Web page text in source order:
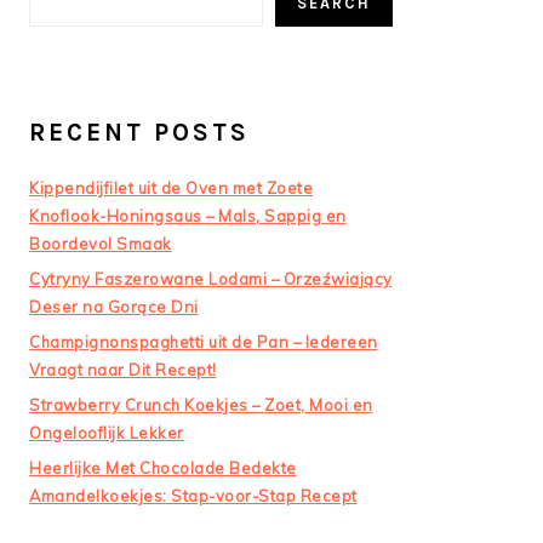
RECENT POSTS
Kippendijfilet uit de Oven met Zoete
Knoflook-Honingsaus – Mals, Sappig en
Boordevol Smaak
Cytryny Faszerowane Lodami – Orzeźwiający
Deser na Gorące Dni
Champignonspaghetti uit de Pan – Iedereen
Vraagt naar Dit Recept!
Strawberry Crunch Koekjes – Zoet, Mooi en
Ongelooflijk Lekker
Heerlijke Met Chocolade Bedekte
Amandelkoekjes: Stap-voor-Stap Recept